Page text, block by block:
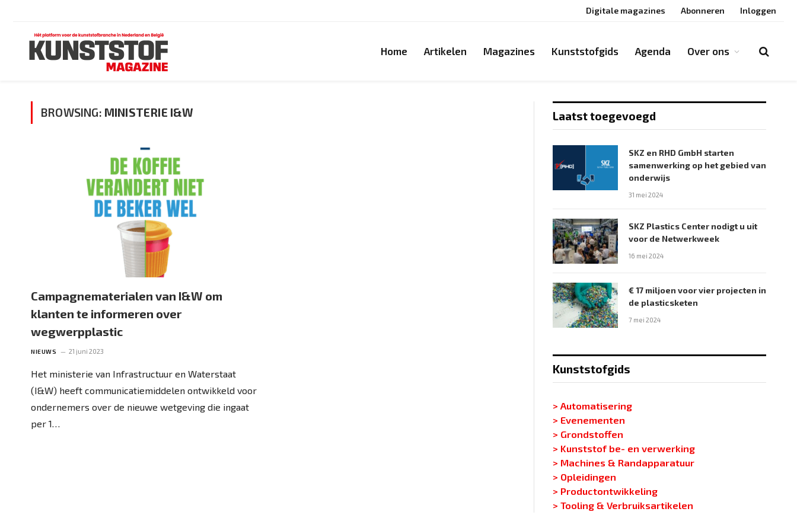
Digitale magazines Abonneren Inloggen
Home Artikelen Magazines Kunststofgids Agenda Over ons
BROWSING: MINISTERIE I&W
Campagnematerialen van I&W om
klanten te informeren over
wegwerpplastic
NIEUWS 21 juni 2023
Het ministerie van Infrastructuur en Waterstaat
(I&W) heeft communicatiemiddelen ontwikkeld voor
ondernemers over de nieuwe wetgeving die ingaat
per 1…
Laatst toegevoegd
SKZ en RHD GmbH starten
samenwerking op het gebied van
onderwijs
31 mei 2024
SKZ Plastics Center nodigt u uit
voor de Netwerkweek
16 mei 2024
€ 17 miljoen voor vier projecten in
de plasticsketen
7 mei 2024
Kunststofgids
> Automatisering
> Evenementen
> Grondstoffen
> Kunststof be- en verwerking
> Machines & Randapparatuur
> Opleidingen
> Productontwikkeling
> Tooling & Verbruiksartikelen